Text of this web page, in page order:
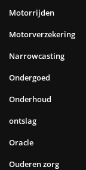
Motorrijden
Motorverzekering
Narrowcasting
Ondergoed
Onderhoud
ontslag
Oracle
Ouderen zorg